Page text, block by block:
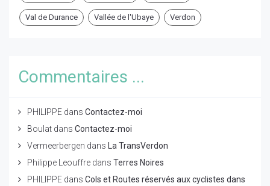
Val de Durance Vallée de l'Ubaye Verdon
Commentaires ...
PHILIPPE dans Contactez-moi
Boulat dans Contactez-moi
Vermeerbergen dans
La TransVerdon
Philippe Leouffre dans Terres Noires
PHILIPPE dans Cols et Routes réservés aux cyclistes dans